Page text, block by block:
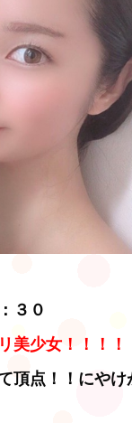
３０
美少女！！！！
頂点！！にや